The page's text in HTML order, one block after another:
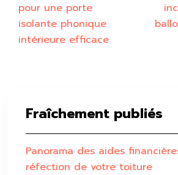
pour une porte
isolante phonique
intérieure efficace
Fraîchement publiés
Panorama des aides
réfection de votre toiture